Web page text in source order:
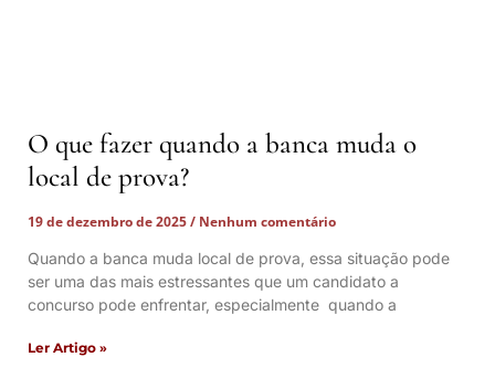
O que fazer quando a banca muda o
local de prova?
19 de dezembro de 2025
Nenhum comentário
Quando a banca muda local de prova, essa situação pode
ser uma das mais estressantes que um candidato a
concurso pode enfrentar, especialmente quando a
Ler Artigo »